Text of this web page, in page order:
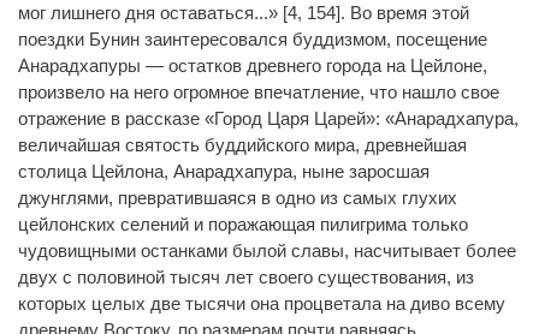
мог лишнего дня оставаться...» [4, 154]. Во время этой
поездки Бунин заинтересовался буддизмом, посещение
Анарадхапуры — остатков древнего города на Цейлоне,
произвело на него огромное впечатление, что нашло свое
отражение в рассказе «Город Царя Царей»: «Анарадхапура,
величайшая святость буддийского мира, древнейшая
столица Цейлона, Анарадхапура, ныне заросшая
джунглями, превратившаяся в одно из самых глухих
цейлонских селений и поражающая пилигрима только
чудовищными останками былой славы, насчитывает более
двух с половиной тысяч лет своего существования, из
которых целых две тысячи она процветала на диво всему
древнему Востоку, по размерам почти равняясь